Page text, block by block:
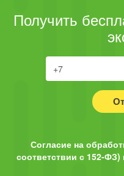
Получить
Согласие на
соответствии с 152-